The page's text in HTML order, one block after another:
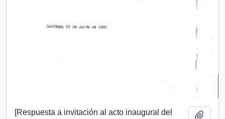
[Respuesta a invitación al acto inaugural del